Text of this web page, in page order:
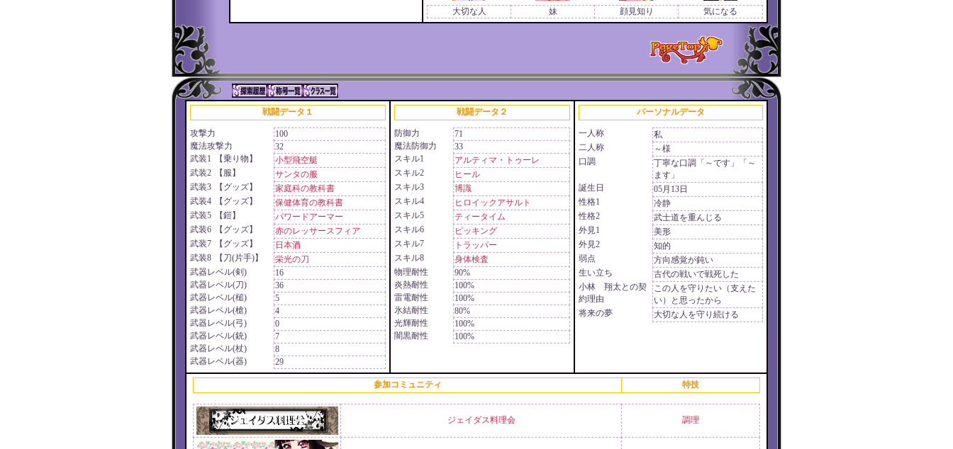
大切な人 妹 顔見知り 気になる
戦闘データ１
攻撃力
100
魔法攻撃力
32
武装1
【乗り物】
小型飛空艇
武装2
【服】
サンタの服
武装3
【グッズ】
家庭科の教科書
武装4
【グッズ】
保健体育の教科書
武装5
【鎧】
パワードアーマー
武装6
【グッズ】
赤のレッサースフィア
武装7
【グッズ】
日本酒
武装8
【刀(片手)】
栄光の刀
武器レベル(剣)
16
武器レベル(刀)
36
武器レベル(槌)
5
武器レベル(槍)
4
武器レベル(弓)
0
武器レベル(銃)
7
武器レベル(杖)
8
武器レベル(器)
29
戦闘データ２
防御力
71
魔法防御力
33
スキル1
アルティマ・トゥーレ
スキル2
ヒール
スキル3
博識
スキル4
ヒロイックアサルト
スキル5
ティータイム
スキル6
ピッキング
スキル7
トラッパー
スキル8
身体検査
物理耐性
90%
炎熱耐性
100%
雷電耐性
100%
氷結耐性
80%
光輝耐性
100%
闇黒耐性
100%
パーソナルデータ
一人称
私
二人称
～様
口調
丁寧な口調「～です」「～
ます」
誕生日
05月13日
性格1
冷静
性格2
武士道を重んじる
外見1
美形
外見2
知的
弱点
方向感覚が鈍い
生い立ち
古代の戦いで戦死した
小林 翔太との契
約理由
この人を守りたい（支えた
い）と思ったから
将来の夢
大切な人を守り続ける
参加コミュニティ 特技
ジェイダス料理会 調理